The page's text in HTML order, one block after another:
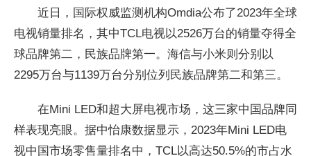
近日，国际权威监测机构Omdia公布了2023年全球
电视销量排名，其中TCL电视以2526万台的销量夺得全
球品牌第二，民族品牌第一。海信与小米则分别以
2295万台与1139万台分别位列民族品牌第二和第三。
在Mini LED和超大屏电视市场，这三家中国品牌同
样表现亮眼。据中怡康数据显示，2023年Mini LED电
视中国市场零售量排名中，TCL以高达50.5%的市占水